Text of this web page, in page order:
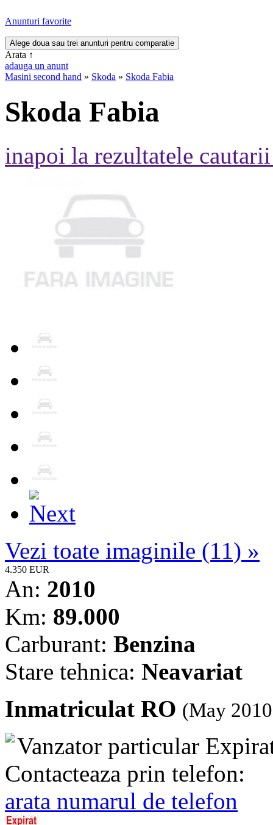
Anunturi favorite
Arata ↑
adauga un anunt
Masini second hand » Skoda » Skoda Fabia
Skoda Fabia
inapoi la rezultatele
Vezi toate imaginile (11) »
4.350 EUR
An: 2010
Km: 89.000
Carburant: Benzina
Stare tehnica: Neavariat
Inmatriculat RO (May
Vanzator particular
Contacteaza prin telefon:
arata numarul de telefon